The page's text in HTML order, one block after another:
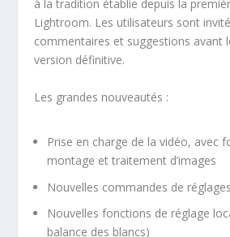
à la tradition établie depuis la
Lightroom. Les utilisateurs sont
commentaires et suggestions avant
version définitive.
Les grandes nouveautés :
Prise en charge de la vidéo, avec
montage et traitement d’images
Nouvelles commandes de
Nouvelles fonctions de réglage
balance des blancs)